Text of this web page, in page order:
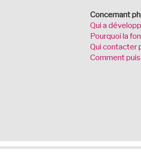
Concernant
Qui a
Pourquoi la
Qui contacter
Comment